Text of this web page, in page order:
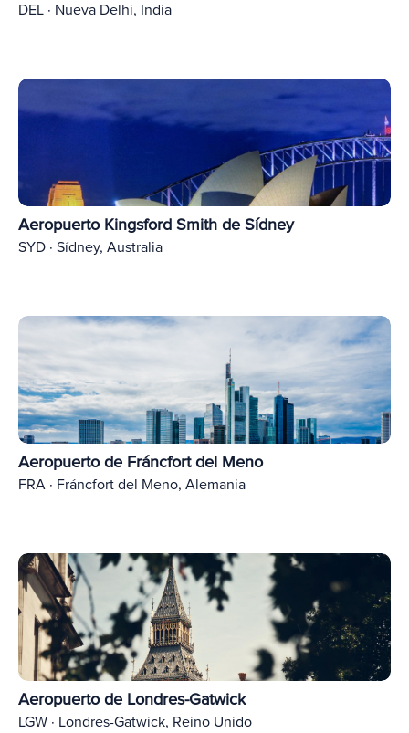
DEL · Nueva Delhi, India
Aeropuerto Kingsford Smith de Sídney
SYD · Sídney, Australia
Aeropuerto de Fráncfort del Meno
FRA · Fráncfort del Meno, Alemania
Aeropuerto de Londres-Gatwick
LGW · Londres-Gatwick, Reino Unido